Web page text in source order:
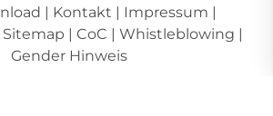
| Kontakt | Impressum |
Sitemap | CoC | Whistleblowing |
Gender Hinweis